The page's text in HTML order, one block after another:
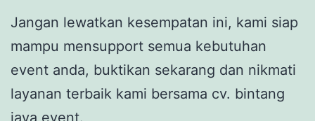
Jangan lewatkan kesempatan ini, kami siap
mampu mensupport semua kebutuhan
event anda, buktikan sekarang dan nikmati
layanan terbaik kami bersama cv. bintang